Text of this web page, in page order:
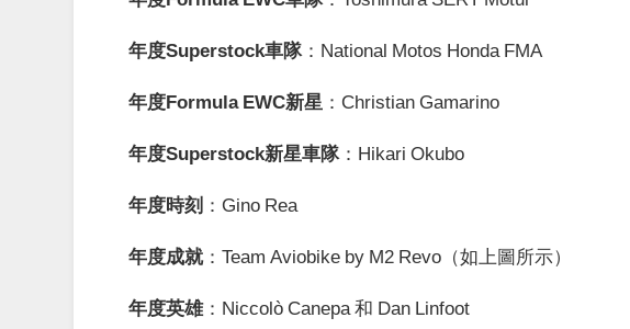
年度Superstock車隊：National Motos Honda FMA
年度Formula EWC新星 ：Christian Gamarino
年度Superstock新星車隊：Hikari Okubo
年度時刻 ：Gino Rea
年度成就：Team Aviobike by M2 Revo（如上圖所示）
年度英雄：Niccolò Canepa 和 Dan Linfoot